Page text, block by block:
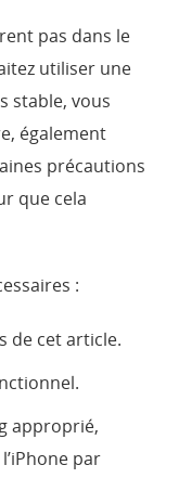
pas dans le
utiliser une
stable, vous
également
précautions
que cela
:
de cet article.
approprié,
par